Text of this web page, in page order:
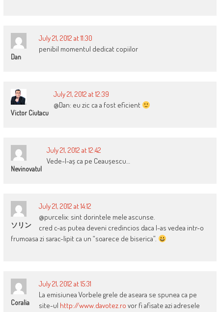
Dan
July 21, 2012 at 11:30
penibil momentul dedicat copiilor
Victor Ciutacu
July 21, 2012 at 12:39
@Dan: eu zic ca a fost eficient
Nevinovatul
July 21, 2012 at 12:42
Vede-l-aș ca pe Ceaușescu…
ソリン
July 21, 2012 at 14:12
@purcelix: sint dorintele mele ascunse.
cred c-as putea deveni credincios daca l-as vedea intr-o
frumoasa zi sarac-lipit ca un “soarece de biserica”.
Coralia
July 21, 2012 at 15:31
La emisiunea Vorbele grele de aseara se spunea ca pe
site-ul http://www.davotez.ro vor fi afisate azi adresele